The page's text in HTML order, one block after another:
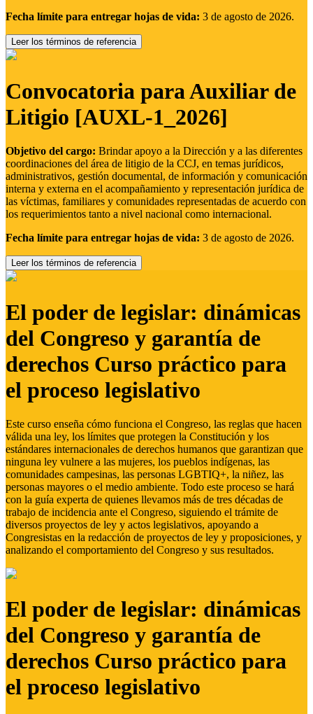
Fecha límite para entregar hojas de vida: 3 de agosto de 2026.
Leer los términos de referencia
Convocatoria para Auxiliar de
Litigio [AUXL-1_2026]
Objetivo del cargo: Brindar apoyo a la Dirección y a las diferentes
coordinaciones del área de litigio de la CCJ, en temas jurídicos,
administrativos, gestión documental, de información y comunicación
interna y externa en el acompañamiento y representación jurídica de
las víctimas, familiares y comunidades representadas de acuerdo con
los requerimientos tanto a nivel nacional como internacional.
Fecha límite para entregar hojas de vida: 3 de agosto de 2026.
Leer los términos de referencia
El poder de legislar: dinámicas
del Congreso y garantía de
derechos Curso práctico para
el proceso legislativo
Este curso enseña cómo funciona el Congreso, las reglas que hacen
válida una ley, los límites que protegen la Constitución y los
estándares internacionales de derechos humanos que garantizan que
ninguna ley vulnere a las mujeres, los pueblos indígenas, las
comunidades campesinas, las personas LGBTIQ+, la niñez, las
personas mayores o el medio ambiente. Todo este proceso se hará
con la guía experta de quienes llevamos más de tres décadas de
trabajo de incidencia ante el Congreso, siguiendo el trámite de
diversos proyectos de ley y actos legislativos, apoyando a
Congresistas en la redacción de proyectos de ley y proposiciones, y
analizando el comportamiento del Congreso y sus resultados.
El poder de legislar: dinámicas
del Congreso y garantía de
derechos Curso práctico para
el proceso legislativo